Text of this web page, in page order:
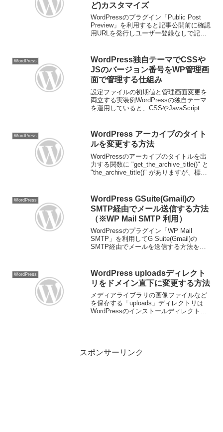
ど)カスタマイズ
WordPressのプラグイン「Public Post
Preview」を利用すると記事公開前に確認
用URLを発行しユーザー登録なしで記事
確認用URLの有効期限がデフォ...
WordPress
WordPress独自テーマでCSSや
JSのバージョン番号をWP管理画
面で管理する仕組み
設定ファイルの初期値と管理画面変更を
両立する実装例WordPressの独自テーマ
を運用していると、CSSやJavaScriptを
す。このときによく使われるのが、アセ
ットU...
WordPress
WordPress アーカイブのタイト
ルを変更する方法
WordPressのアーカイブのタイトルを出
力する関数に "get_the_archive_title()" と
"the_archive_title()" がありますが、標準
WordPress
WordPress GSuite(Gmail)の
SMTP経由でメール送信する方法
（※WP Mail SMTP 利用）
WordPressのプラグイン「WP Mail
SMTP」を利用してG Suite(Gmail)の
SMTP経由でメールを送信する方法を書
みメーラーの...
WordPress
WordPress uploadsディレクト
リをドメイン直下に変更する方法
メディアライブラリの画像ファイルなど
を保存する「uploads」ディレクトリは
WordPressのインストールディレクトリ
スポンサーリンク